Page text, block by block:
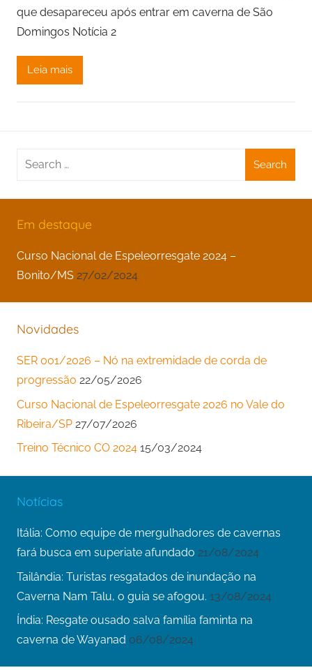
que desapareceu após entrar em caverna de São
Domingos Notícia 2
Leia mais
Search
Em destaque
Curso Nacional de Espeleorresgate 2024 –
Bonito/MS 27/02/2024
Novidades
SER 001/2026 – Nó na extremidade de corda de
progressão 22/05/2026
Curso Nacional de Espeleorresgate 2026 no Vale do
Ribeira/SP 27/07/2026
Treino Técnico CO 2024 15/03/2024
Notícias
Itália: Como equipe de mergulhadores de cavernas
fará busca em superiate afundado 21/08/2024
Tailândia: Turistas resgatados de inundação na
Caverna Nam Talu, o guia se afogou. 13/08/2024
Índia: Resgate ousado salva família faminta na
caverna de Wayanad 06/08/2024